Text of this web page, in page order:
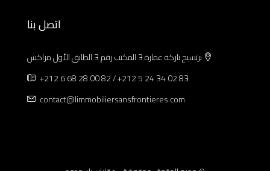
اتصل بنا
برتسيج تاركة عمارة 3 المكتب رقم 3 الطابق الأول مراكش
+212 6 68 28 00 82 / +212 5 24 34 02 83
contact@limmobiliersansfrontieres.com